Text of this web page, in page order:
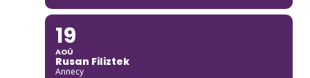
19
AOÛ
Rusan Filiztek
Annecy